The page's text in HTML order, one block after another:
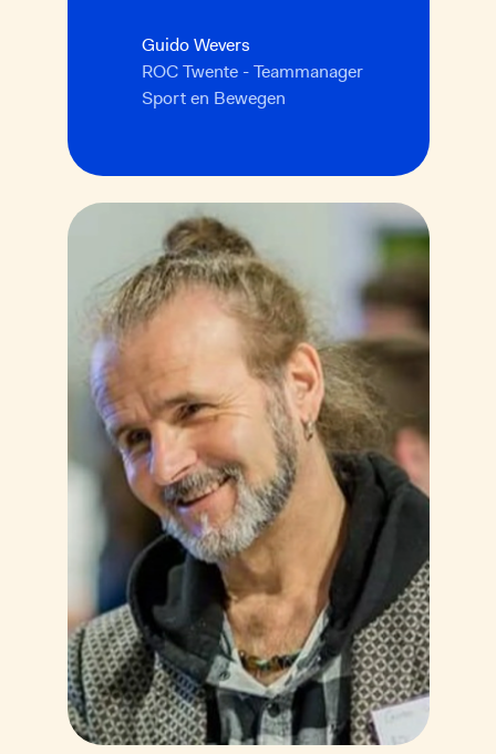
Guido Wevers
ROC Twente - Teammanager
Sport en Bewegen